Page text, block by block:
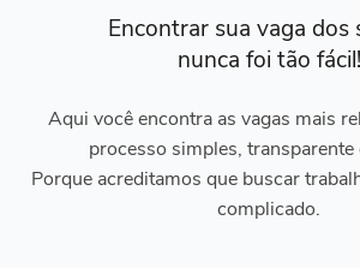
Encontrar sua vaga dos
nunca foi tão fácil!
Aqui você encontra as vagas mais
processo simples, transparente
Porque acreditamos que buscar
complicado.